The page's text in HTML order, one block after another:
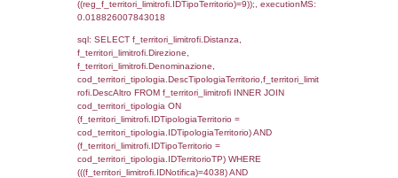
cod_territori_tipologia.IDTerritorioTP)
((f_territori_limitrofi.IDTipoTerritorio)=4)),
0.072314977645874
sql: SELECT
reg_f_territori_limitrofi.Direzione,
reg_f_territori_limitrofi.Denominazione,